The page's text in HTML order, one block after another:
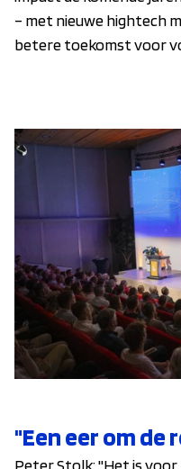
– met nieuwe hightech
betere toekomst voor
"Een eer om de
Peter Stolk: "Het is voor